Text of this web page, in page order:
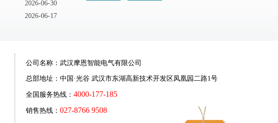
2026-06-30
2026-06-17
公司名称：武汉摩恩智能电气有限公司
总部地址：中国·光谷 武汉市东湖高新技术开发区凤凰园二路1号
全国服务热线： 4000-177-185
销售热线： 027-8766 9508